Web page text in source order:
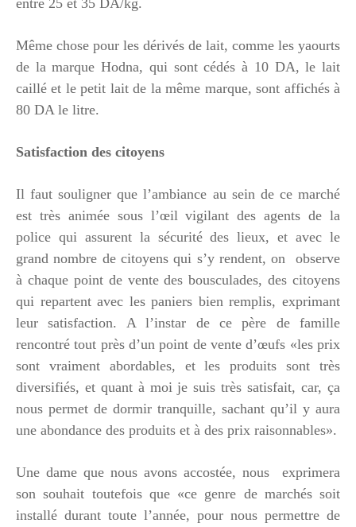
Même chose pour les dérivés de lait, comme les yaourts
de la marque Hodna, qui sont cédés à 10 DA, le lait
caillé et le petit lait de la même marque, sont affichés à
80 DA le litre.
Satisfaction des citoyens
Il faut souligner que l’ambiance au sein de ce marché
est très animée sous l’œil vigilant des agents de la
police qui assurent la sécurité des lieux, et avec le
grand nombre de citoyens qui s’y rendent, on observe
à chaque point de vente des bousculades, des citoyens
qui repartent avec les paniers bien remplis, exprimant
leur satisfaction. A l’instar de ce père de famille
rencontré tout près d’un point de vente d’œufs «les prix
sont vraiment abordables, et les produits sont très
diversifiés, et quant à moi je suis très satisfait, car, ça
nous permet de dormir tranquille, sachant qu’il y aura
une abondance des produits et à des prix raisonnables».
Une dame que nous avons accostée, nous exprimera
son souhait toutefois que «ce genre de marchés soit
installé durant toute l’année, pour nous permettre de